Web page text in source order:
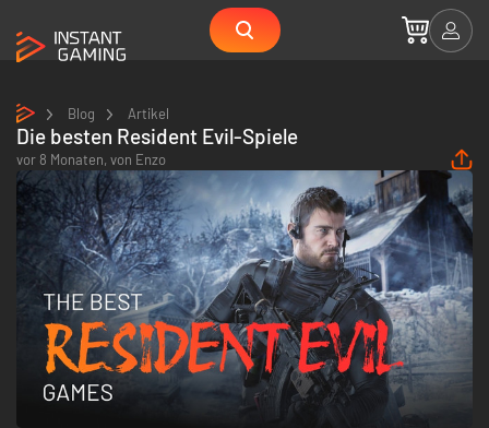
Blog Artikel
Die besten Resident Evil-Spiele
vor 8 Monaten, von Enzo